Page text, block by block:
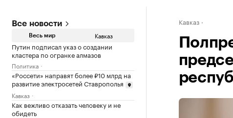
Все новости
Весь мир Кавказ
Путин подписал указ о создании
кластера по огранке алмазов
Политика
«Россети» направят более ₽10 млрд на
развитие электросетей Ставрополья
Кавказ
Как вежливо отказать человеку и не
обидеть
Кавказ